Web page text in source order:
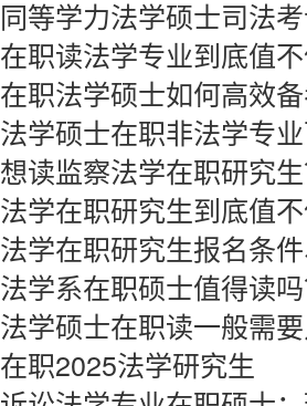
同等学力法学硕士司法
在职读法学专业到底值
在职法学硕士如何高效
法学硕士在职非法学专业
想读监察法学在职研究生
法学在职研究生到底值
法学在职研究生报名条
法学系在职硕士值得读吗？在
法学硕士在职读一般需
在职2025法学研究生